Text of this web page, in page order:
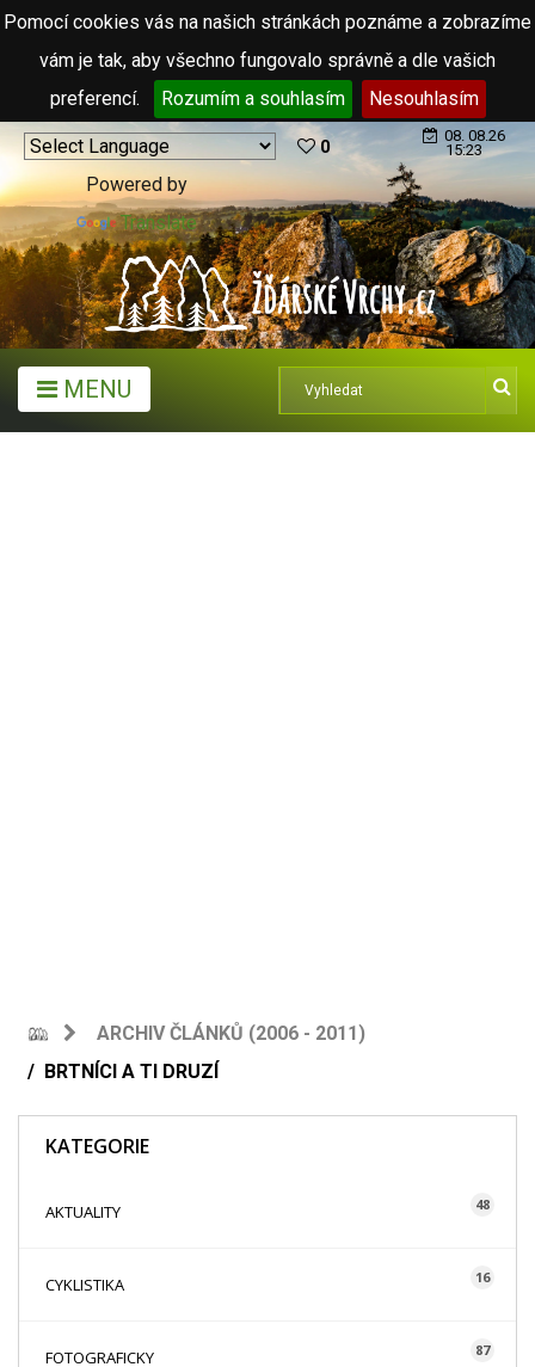
Pomocí cookies vás na našich stránkách poznáme a zobrazíme
vám je tak, aby všechno fungovalo správně a dle vašich
preferencí.
Rozumím a souhlasím Nesouhlasím
Powered by
Translate
0
08. 08.26
15:23
MENU
ARCHIV ČLÁNKŮ (2006 - 2011)
BRTNÍCI A TI DRUZÍ
KATEGORIE
AKTUALITY 48
CYKLISTIKA 16
FOTOGRAFICKY 87